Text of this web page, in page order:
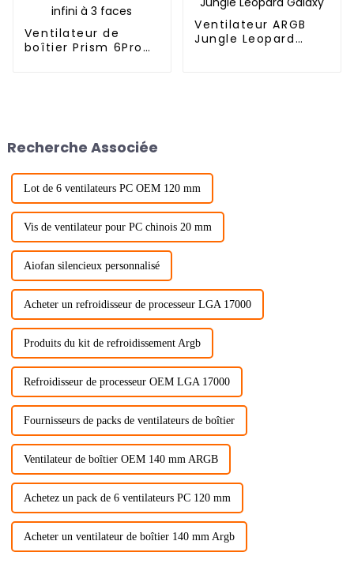
Ventilateur de
boîtier Prism 6Pro
Ventilateur ARGB
Jungle Leopard
Recherche Associée
Lot de 6 ventilateurs PC OEM 120 mm
Vis de ventilateur pour PC chinois 20 mm
Aiofan silencieux personnalisé
Acheter un refroidisseur de processeur LGA 17000
Produits du kit de refroidissement Argb
Refroidisseur de processeur OEM LGA 17000
Fournisseurs de packs de ventilateurs de boîtier
Ventilateur de boîtier OEM 140 mm ARGB
Achetez un pack de 6 ventilateurs PC 120 mm
Acheter un ventilateur de boîtier 140 mm Argb